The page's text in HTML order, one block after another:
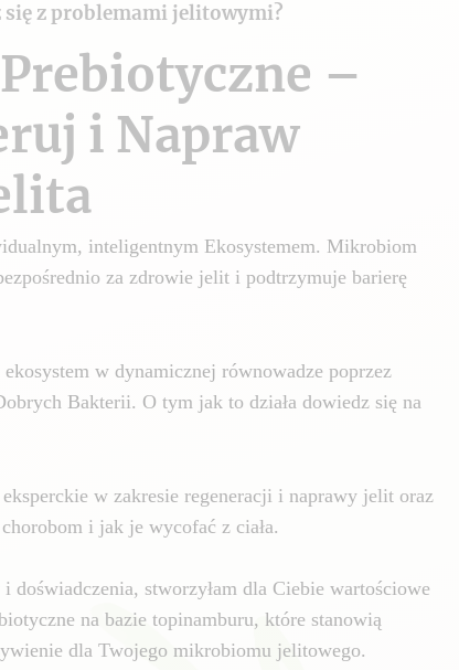
się z problemami jelitowymi?
–
i Napraw
inteligentnym Ekosystemem. Mikrobiom
za zdrowie jelit i podtrzymuje barierę
w dynamicznej równowadze poprzez
Bakterii. O tym jak to działa dowiedz się na
w zakresie regeneracji i naprawy jelit oraz
i jak je wycofać z ciała.
doświadczenia, stworzyłam dla Ciebie wartościowe
na bazie topinamburu, które stanowią
dla Twojego mikrobiomu jelitowego.